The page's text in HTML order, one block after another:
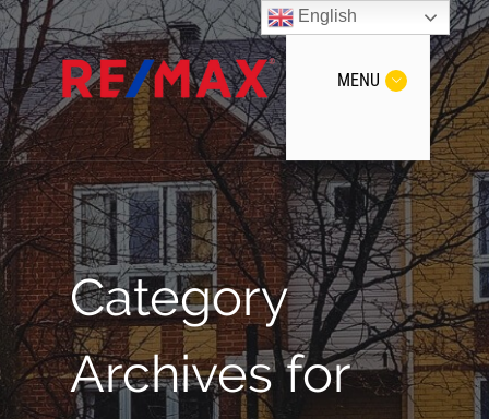
MENU
Category
Archives for
English